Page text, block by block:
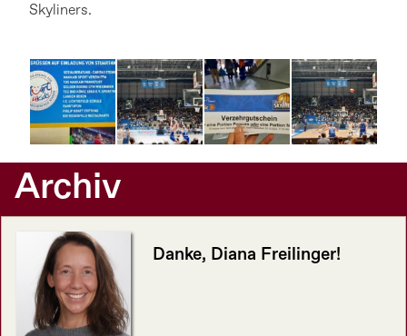
Skyliners.
Archiv
Danke, Diana Freilinger!